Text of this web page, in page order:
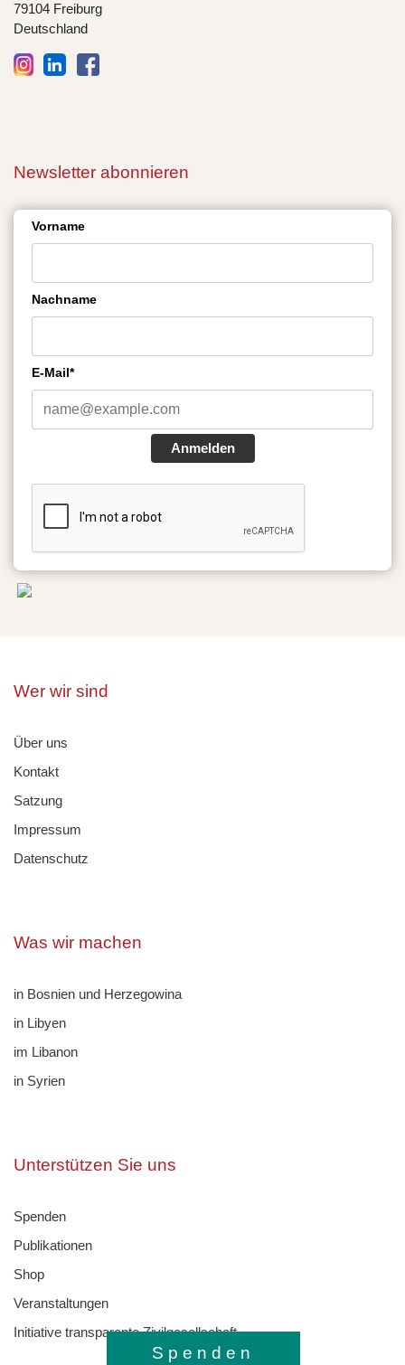
Spenden
79104 Freiburg
Deutschland
Newsletter abonnieren
Vorname
Nachname
E-Mail*
Anmelden
Wer wir sind
Über uns
Kontakt
Satzung
Impressum
Datenschutz
Was wir machen
in Bosnien und Herzegowina
in Libyen
im Libanon
in Syrien
Unterstützen Sie uns
Spenden
Publikationen
Shop
Veranstaltungen
Initiative transparente Zivilgesellschaft